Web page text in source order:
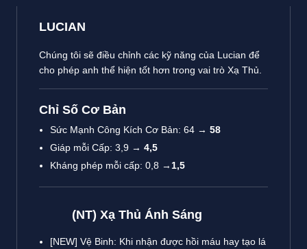
LUCIAN
Chúng tôi sẽ điều chỉnh các kỹ năng của Lucian để
cho phép anh thể hiện tốt hơn trong vai trò Xạ Thủ.
Chỉ Số Cơ Bản
Sức Mạnh Công Kích Cơ Bản: 64 → 58
Giáp mỗi Cấp: 3,9 → 4,5
Kháng phép mỗi cấp: 0,8 → 1,5
(NT) Xạ Thủ Ánh Sáng
[NEW] Vệ Binh: Khi nhận được hồi máu hay tạo lá